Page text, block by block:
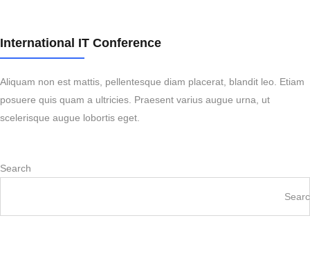
International IT Conference
Aliquam non est mattis, pellentesque diam placerat, blandit leo. Etiam
posuere quis quam a ultricies. Praesent varius augue urna, ut
scelerisque augue lobortis eget.
Search